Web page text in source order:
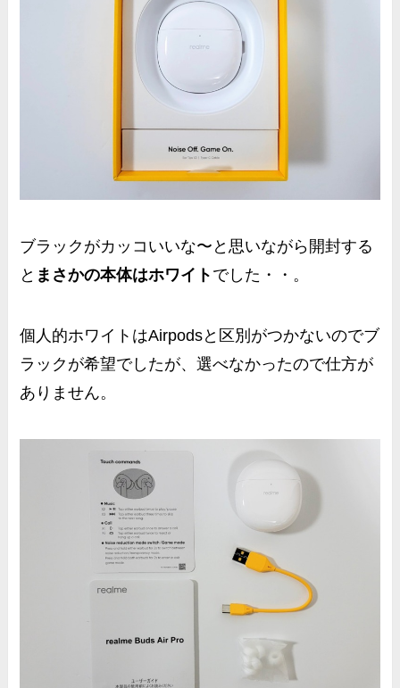
ブラックがカッコいいな〜と思いながら開封する
と まさかの本体はホワイト でした・・。
個人的ホワイトはAirpodsと区別がつかないのでブ
ラックが希望でしたが、選べなかったので仕方が
ありません。